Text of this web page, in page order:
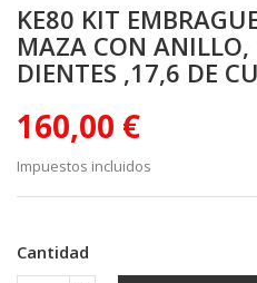
KE80 KIT
MAZA CON
DIENTES ,17,6 DE
160,00 €
Impuestos incluidos
Cantidad